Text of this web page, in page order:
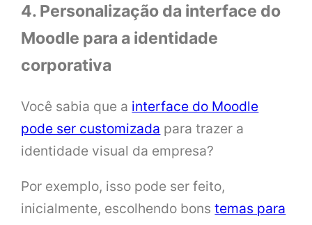
4. Personalização da interface do
Moodle para a identidade
corporativa
Você sabia que a interface do Moodle
pode ser customizada para trazer a
identidade visual da empresa?
Por exemplo, isso pode ser feito,
inicialmente, escolhendo bonstemas para